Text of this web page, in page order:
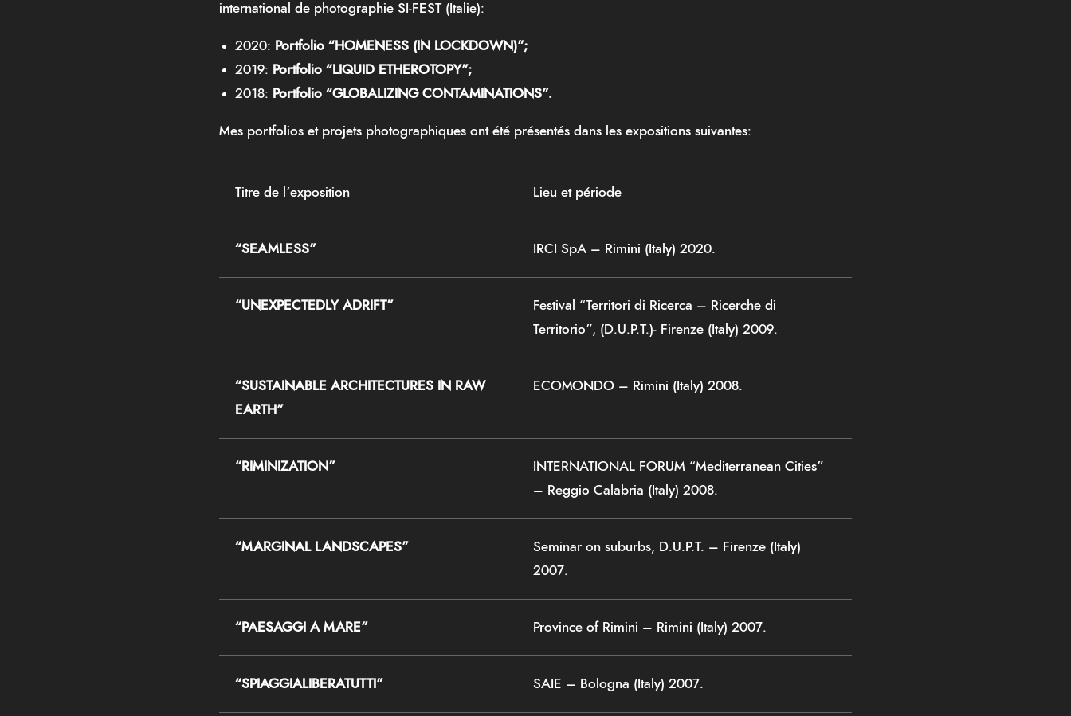
international de photographie SI-FEST (Italie):
2020: Portfolio “HOMENESS (IN LOCKDOWN)”;
2019: Portfolio “LIQUID ETHEROTOPY”;
2018: Portfolio “GLOBALIZING CONTAMINATIONS”.
Mes portfolios et projets photographiques ont été présentés dans les expositions suivantes:
Titre de l’exposition Lieu et période
“SEAMLESS” IRCI SpA – Rimini (Italy) 2020.
“UNEXPECTEDLY ADRIFT”
Festival “Territori di Ricerca – Ricerche di
Territorio”, (D.U.P.T.)- Firenze (Italy) 2009.
“SUSTAINABLE ARCHITECTURES IN RAW
EARTH”
ECOMONDO – Rimini (Italy) 2008.
“RIMINIZATION”
INTERNATIONAL FORUM “Mediterranean Cities”
– Reggio Calabria (Italy) 2008.
“MARGINAL LANDSCAPES”
Seminar on suburbs, D.U.P.T. – Firenze (Italy)
2007.
“PAESAGGI A MARE” Province of Rimini – Rimini (Italy) 2007.
“SPIAGGIALIBERATUTTI” SAIE – Bologna (Italy) 2007.